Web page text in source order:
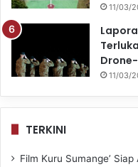
11/03/
11/03/
TERKINI
Film Kuru Sumange’